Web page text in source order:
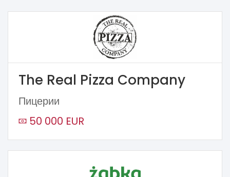
The Real Pizza Company
Пицерии
50 000 EUR